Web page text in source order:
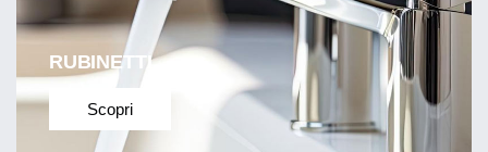
RUBINETTI
Scopri